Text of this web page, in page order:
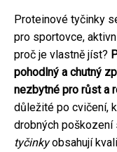
Proteinové tyčinky
pro sportovce,
proč je vlastně jíst?
pohodlný a chutný
nezbytné pro růst a
důležité po cvičení,
drobných poškození
tyčinkyobsahují